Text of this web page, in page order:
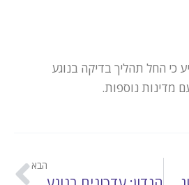
כי החל תהליך בדיקה בנוגע
מדינות נוספות.
הבא